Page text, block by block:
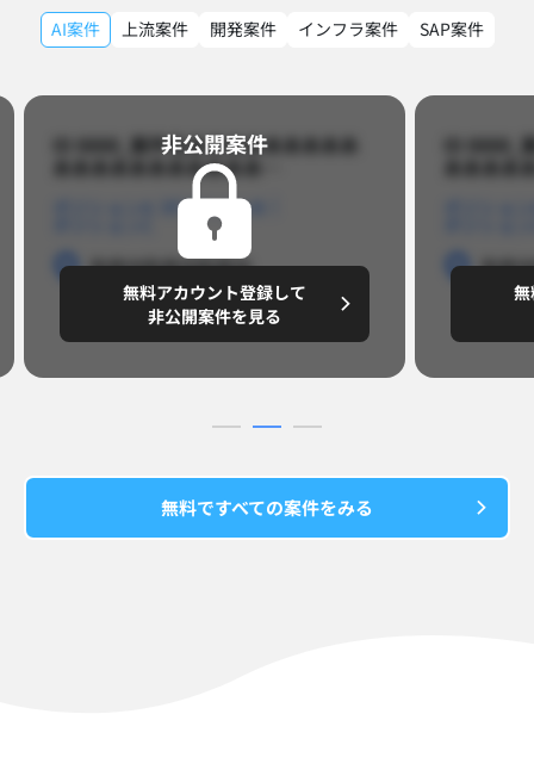
AI案件 上流案件 開発案件 インフラ案件 SAP案件
ID 8888_案件名あああああああああ
あああああああああああ…​
ポジションB
勤務地勤務地勤務地
～8,888,8888円/月
非公開案件​
無料アカウント登録して
非公開案件を見る
ID
勤務地
無料ですべての案件をみる